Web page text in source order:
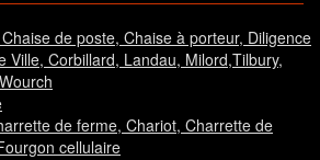
de poste, Chaise à porteur, Diligence
Ville, Corbillard, Landau, Milord,Tilbury,
de ferme, Chariot, Charrette de
cellulaire